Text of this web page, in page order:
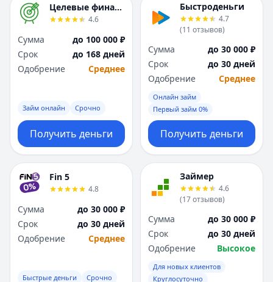
Целевые финансы
4.6
Сумма
до 100 000 ₽
Срок
до 168 дней
Одобрение
Среднее
Займ онлайн Срочно
Получить деньги
Быстроденьги
4.7
(11 отзывов)
Сумма
до 30 000 ₽
Срок
до 30 дней
Одобрение
Среднее
Онлайн займ
Первый займ 0%
Получить деньги
Fin 5
4.8
Сумма
до 30 000 ₽
Срок
до 30 дней
Одобрение
Среднее
Быстрые деньги Срочно
Займер
4.6
(17отзывов)
Сумма
до 30 000 ₽
Срок
до 30 дней
Одобрение
Высокое
Для новых клиентов
Круглосуточно